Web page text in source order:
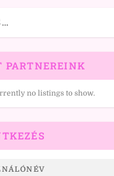
PARTNEREINK
no listings to show.